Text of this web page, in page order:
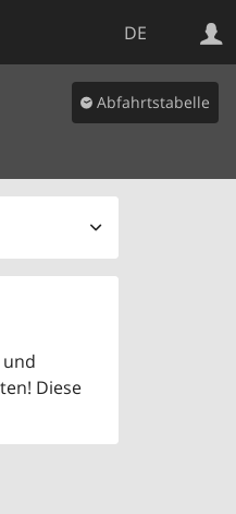
DE
Abfahrtstabelle
und
Diese